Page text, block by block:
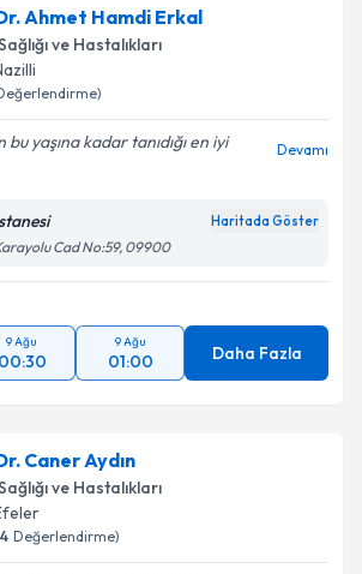
takvim hazırlandığında e-posta ile
okudum ve kişisel verilerimin belirtilen
işlenmesini kabul ediyorum.
Takvim Talebini Gönder
Ahmet Hamdi Erkal
ve Hastalıkları
yaşına kadar tanıdığı en iyi
Devamı
Haritada Göster
Cad No:59, 09900
9 Ağu
00:30
9 Ağu
01:00 Daha Fazla
Caner Aydın
ve Hastalıkları
Değerlendirme)